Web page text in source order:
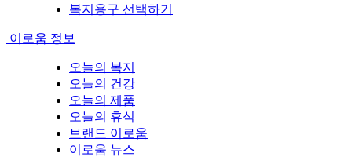
복지용구 선택하기
이로움 정보
오늘의 복지
오늘의 건강
오늘의 제품
오늘의 휴식
브랜드 이로움
이로움 뉴스